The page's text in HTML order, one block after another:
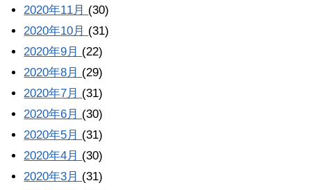
2020年11月 (30)
2020年10月 (31)
2020年9月 (22)
2020年8月 (29)
2020年7月 (31)
2020年6月 (30)
2020年5月 (31)
2020年4月 (30)
2020年3月 (31)